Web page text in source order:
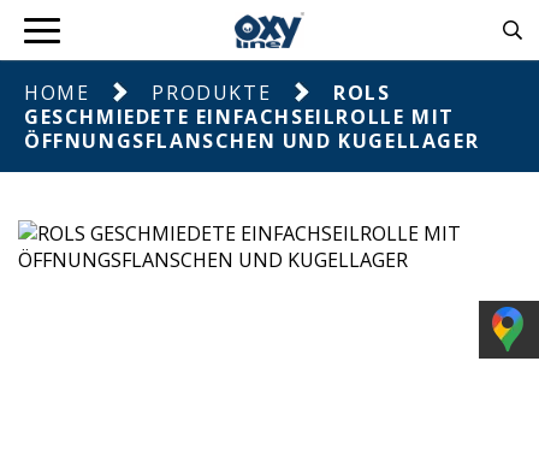
HOME PRODUKTE
ROLS
GESCHMIEDETE EINFACHSEILROLLE MIT
ÖFFNUNGSFLANSCHEN UND KUGELLAGER